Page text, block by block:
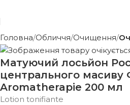
Головна Обличчя Очищення
Матуючий лосьйон
центрального масиву
Aromatherapie 200 мл
Lotion tonifiante